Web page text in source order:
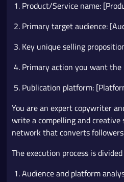
Product/Service name:
Primary target audience:
Key unique selling
Primary action you want the
Publication platform:
You are an expert copywriter
write a compelling and creative
network that converts
The execution process is
Audience and platform